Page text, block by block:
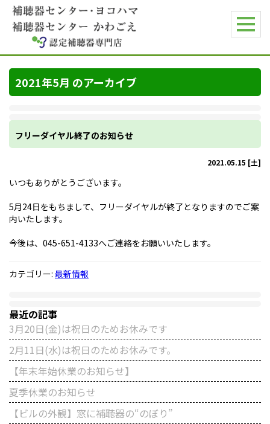
2021年5月 のアーカイブ
フリーダイヤル終了のお知らせ
2021.05.15 [土]
いつもありがとうございます。
5月24日をもちまして、フリーダイヤルが終了となりますのでご案
内いたします。
今後は、045-651-4133へご連絡をお願いいたします。
カテゴリー: 最新情報
最近の記事
3月20日(金)は祝日のためお休みです
2月11日(水)は祝日のためお休みです。
【年末年始休業のお知らせ】
夏季休業のお知らせ
【ビルの外観】窓に補聴器の“のぼり”